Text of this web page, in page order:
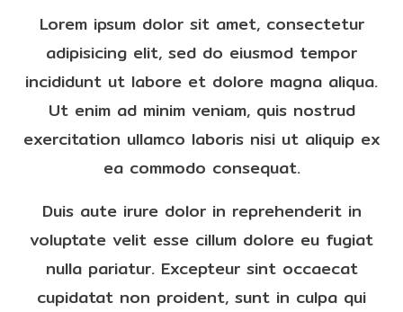
Lorem ipsum dolor sit amet, consectetur
adipisicing elit, sed do eiusmod tempor
incididunt ut labore et dolore magna aliqua.
Ut enim ad minim veniam, quis nostrud
exercitation ullamco laboris nisi ut aliquip ex
ea commodo consequat.
Duis aute irure dolor in reprehenderit in
voluptate velit esse cillum dolore eu fugiat
nulla pariatur. Excepteur sint occaecat
cupidatat non proident, sunt in culpa qui